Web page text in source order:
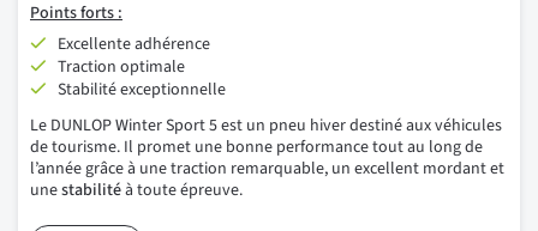
Points forts :
Excellente adhérence
Traction optimale
Stabilité exceptionnelle
Le DUNLOP Winter Sport 5 est un pneu hiver destiné aux véhicules
de tourisme. Il promet une bonne performance tout au long de
l’année grâce à une traction remarquable, un excellent mordant et
unestabilitéà toute épreuve.